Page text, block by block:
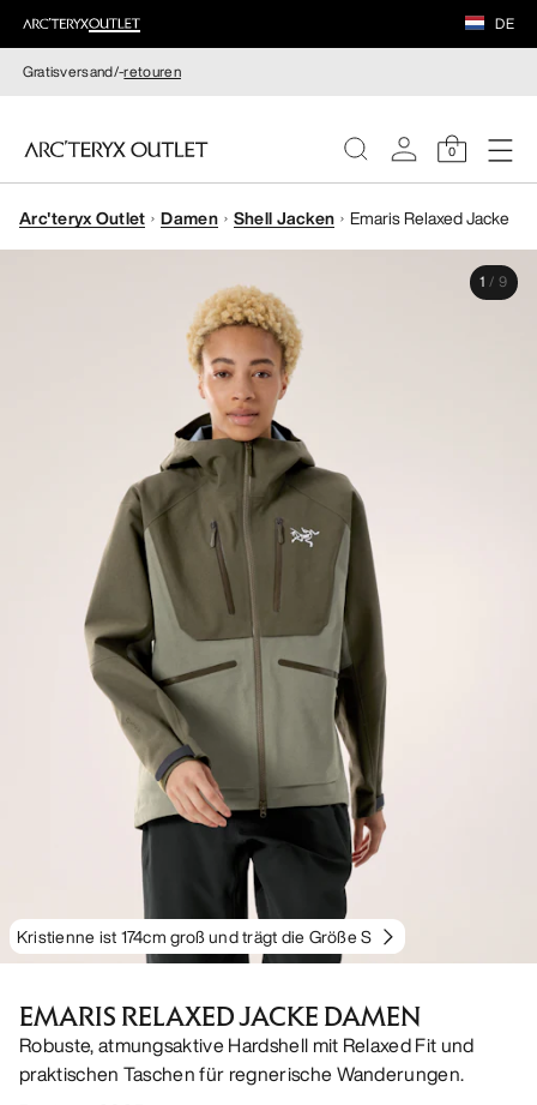
DE
Gratisversand/-retouren
0
DAMEN
Arc'teryx Outlet Damen Shell Jacken Emaris Relaxed Jacke
Kristienne ist 174cm groß und trägt die Größe S
1 / 9
EMARIS RELAXED JACKE DAMEN
Robuste, atmungsaktive Hardshell mit Relaxed Fit und
praktischen Taschen für regnerische Wanderungen.